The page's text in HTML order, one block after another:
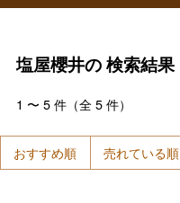
塩屋櫻井の検索結果
1 〜 5件（全 5件）
おすすめ順 売れている順